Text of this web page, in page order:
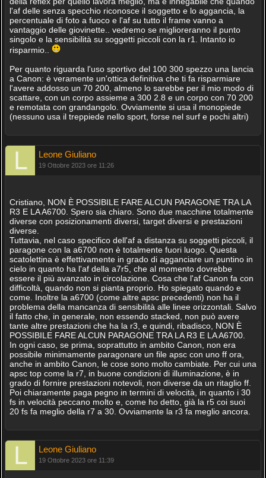
l'af delle senza specchio riconosce il soggetto e lo aggancia, la
percentuale di foto a fuoco e l'af su tutto il frame vanno a
vantaggio delle giovinette.. vedremo se miglioreranno il punto
singolo e la sensibilità su soggetti piccoli con la r1. Intanto io
risparmio..
Per quanto riguarda l'uso sportivo del 100 300 spezzo una lancia
a Canon: è veramente un'ottica definitiva che ti fa risparmiare
l'avere addosso un 70 200, almeno lo sarebbe per il mio modo di
scattare, con un corpo assieme a 300 2.8 e un corpo con 70 200
e remotata con grandangolo. Ovviamente si usa il monopiede
(nessuno usa il treppiede nello sport, forse nel surf e pochi altri)
Leone Giuliano
19 Ottobre 2023 ore 11:26
Cristiano, NON È POSSIBILE FARE ALCUN PARAGONE TRA LA
R3 E LA A6700. Spero sia chiaro. Sono due macchine totalmente
diverse con posizionamenti diversi, target diversi e prestazioni
diverse.
Tuttavia, nel caso specifico dell'af a distanza su soggetti piccoli, il
paragone con la a6700 non è totalmente fuori luogo. Questa
scatolettina è effettivamente in grado di agganciare un puntino in
cielo in quanto ha l'af della a7r5, che al momento dovrebbe
essere il più avanzato in circolazione. Cosa che l'af Canon fa con
difficoltà, quando non si pianta proprio. Ho spiegato quando e
come. Inoltre la a6700 (come altre apsc precedenti) non ha il
problema della mancanza di sensibilità alle linee orizzontali. Salvo
il fatto che, in generale, non essendo stacked, non può avere
tante altre prestazioni che ha la r3, e quindi, ribadisco, NON È
POSSIBILE FARE ALCUN PARAGONE TRA LA R3 E LA A6700.
In ogni caso, se prima, soprattutto in ambito Canon, non era
possibile minimamente paragonare un file apsc con uno ff ora,
anche in ambito Canon, le cose sono molto cambiate. Per cui una
apsc top come la r7, in buone condizioni di illuminazione, è in
grado di fornire prestazioni notevoli, non diverse da un ritaglio ff.
Poi chiaramente paga pegno in termini di velocità, in quanto i 30
fs in velocità peccano molto e, come ho detto, già la r5 coi suoi
20 fs fa meglio della r7 a 30. Ovviamente la r3 fa meglio ancora.
Leone Giuliano
19 Ottobre 2023 ore 11:39